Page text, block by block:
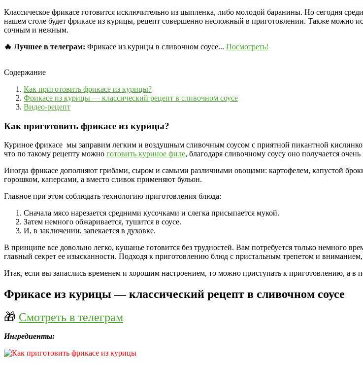
Классическое фрикасе готовится исключительно из цыпленка, либо молодой баранины. Но сегодня
нашем столе будет фрикасе из курицы, рецепт совершенно несложный в приготовлении. Также можно
сочным и нежным.
🔥 Лучшее в телеграм: Фрикасе из курицы в сливочном соусе... Посмотреть!
Содержание
Как приготовить фрикасе из курицы?
Фрикасе из курицы — классический рецепт в сливочном соусе
Видео-рецепт
Как приготовить фрикасе из курицы?
Куриное фрикасе мы заправим легким и воздушным сливочным соусом с приятной пикантной
что по такому рецепту можно готовить куриное филе, благодаря сливочному соусу оно получается
Иногда фрикасе дополняют грибами, сыром и самыми различными овощами: картофелем, капустой
горошком, каперсами, а вместо сливок применяют бульон.
Главное при этом соблюдать технологию приготовления блюда:
Сначала мясо нарезается средними кусочками и слегка присыпается мукой.
Затем немного обжаривается, тушится в соусе.
И, в заключении, запекается в духовке.
В принципе все довольно легко, кушанье готовится без трудностей. Вам потребуется только немного
главный секрет ее изысканности. Подходя к приготовлению блюд с пристальным трепетом и
Итак, если вы запаслись временем и хорошим настроением, то можно приступать к приготовлению, а в
Фрикасе из курицы — классический рецепт в сливочном соусе
🎁 Смотреть в телеграм
Ингредиенты: